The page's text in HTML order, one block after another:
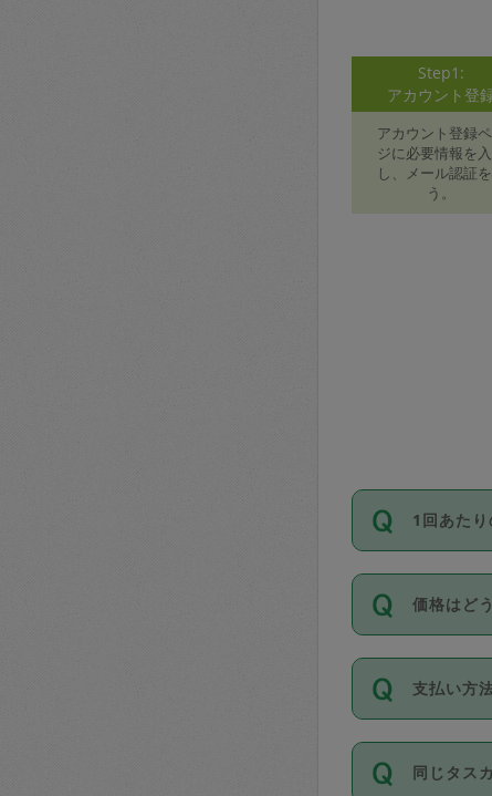
Step1:
アカウント登
アカウント登録
ジに必要情報を
し、メール認証
う。
1回あた
依頼1回
い。機能
が必要で
価格はど
11種類の
タスカジ
除々に設
支払い方
お支払方
Club）の
同じタス